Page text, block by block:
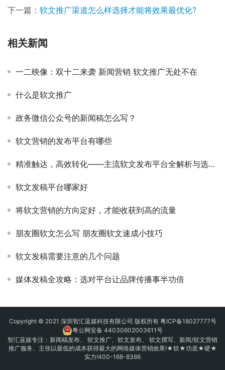
下一篇： 软文推广渠道怎么样选择才能将效果最优化?
相关新闻
一二映像：双十二来袭 新闻营销 软文推广无处不在
什么是软文推广
政务微信公众号的新闻稿怎么写？
软文营销的发布平台有哪些
精准触达，高效转化——主流软文发布平台全解析与选择指南
软文发稿平台哪家好
将软文营销的方向定好，才能收获到高的流量
朋友圈软文怎么写 朋友圈软文速成小技巧
软文发稿需要注意的几个问题
媒体发稿全攻略：选对平台让品牌传播事半功倍
Copyright © 2021 深圳智汇蓝媒科技有限公司 版权所有 粤ICP备18027777号
粤公网安备 44030602003611号
智汇蓝媒专注： 新闻稿发布、 软文推广、 软文发布、 软文撰写、新闻/软文营销
推广服务、主张以最低的成本获得最大的网络媒体营销效果!★软★功底★硬★
实力!400-168-8366